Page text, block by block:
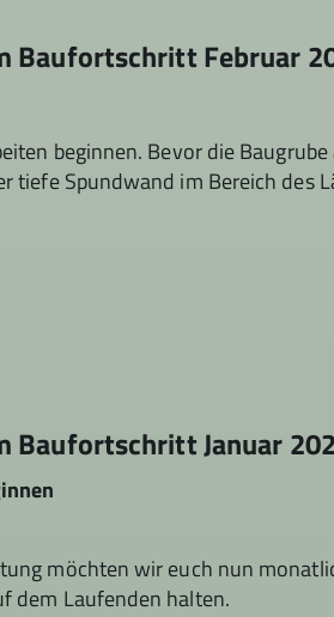
Baufortschritt Februar
beginnen. Bevor die
tiefe Spundwand im Bereich des
Baufortschritt Januar
möchten wir euch nun
dem Laufenden halten.